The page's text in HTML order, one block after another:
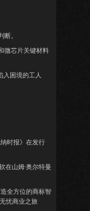
。
微芯片关键材料
入困境的工人
时报》在发行
在山姆·奥尔特曼
全方位的商标智
忧商业之旅